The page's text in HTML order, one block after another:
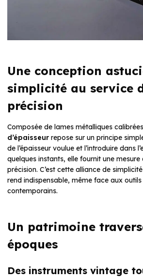
Une conception
simplicité au service
précision
Composée de lames métalliques
d’épaisseur repose sur un principe
de l’épaisseur voulue et l’introduire dans
quelques instants, elle fournit une mesure
précision. C’est cette alliance de
rend indispensable, même face aux
contemporains.
Un patrimoine
époques
Des instruments vintage